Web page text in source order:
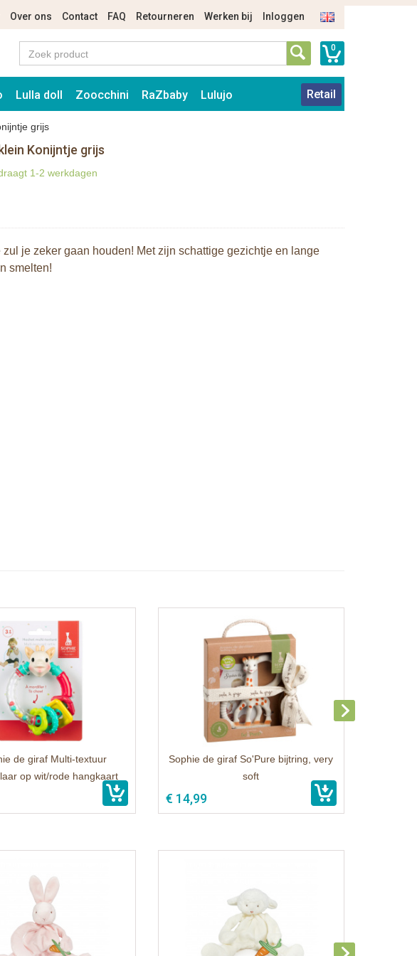
Over ons Contact FAQ Retourneren Werken bij Inloggen
0
Lulla doll Zoocchini RaZbaby Lulujo Retail
grijs
Konijntje grijs
1-2 werkdagen
je zeker gaan houden! Met zijn schattige gezichtje en lange
smelten!
de giraf Multi-textuur
op wit/rode hangkaart
Sophie de giraf So'Pure bijtring, very
soft
€ 14,99